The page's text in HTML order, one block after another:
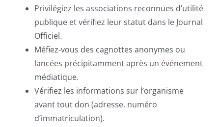
Privilégiez les associations reconnues d’utilité
publique et vérifiez leur statut dans le Journal
Officiel.
Méfiez-vous des cagnottes anonymes ou
lancées précipitamment après un événement
médiatique.
Vérifiez les informations sur l’organisme
avant tout don (adresse, numéro
d’immatriculation).